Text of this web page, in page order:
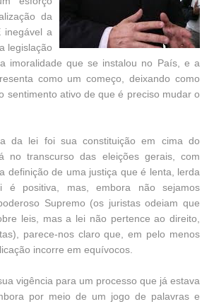
da
inegável a
legislação
imoralidade que se instalou no País, e a
como um começo, deixando como
sentimento ativo de que é preciso mudar o
da lei foi sua constituição em cima do
no transcurso das eleições gerais, com
definição de uma justiça que é lenta, lerda
é positiva, mas, embora não sejamos
Supremo (os juristas odeiam que
leis, mas a lei não pertence ao direito,
parece-nos claro que, em pelo menos
incorre em equívocos.
vigência para um processo que já estava
por meio de um jogo de palavras e